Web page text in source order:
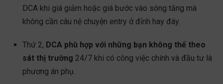
DCA khi giá giảm hoặc giá bước vào sóng tăng mà
không cần câu nệ chuyện entry ở đỉnh hay đáy.
Thứ 2, DCA phù hợp với những bạn không thể theo
sát thị trường 24/7 khi có công việc chính và đầu tư là
phương án phụ.